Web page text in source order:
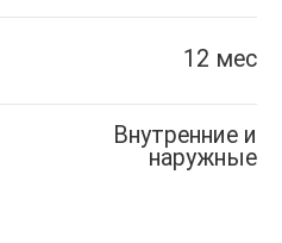
12 мес
Внутренние и
наружные